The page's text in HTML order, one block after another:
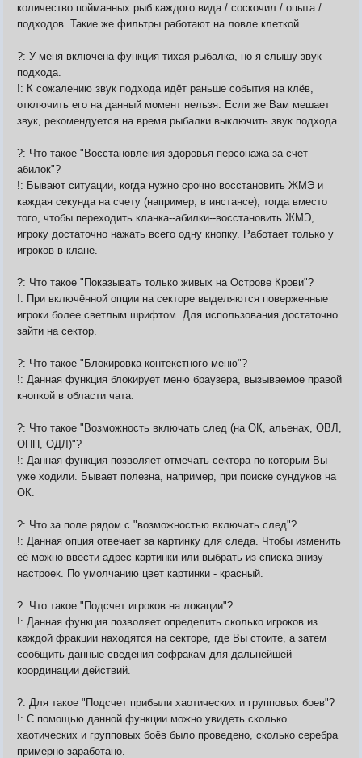
количество пойманных рыб каждого вида / соскочил / опыта /
подходов. Такие же фильтры работают на ловле клеткой.
?: У меня включена функция тихая рыбалка, но я слышу звук
подхода.
!: К сожалению звук подхода идёт раньше события на клёв,
отключить его на данный момент нельзя. Если же Вам мешает
звук, рекомендуется на время рыбалки выключить звук подхода.
?: Что такое "Восстановления здоровья персонажа за счет
абилок"?
!: Бывают ситуации, когда нужно срочно восстановить ЖМЭ и
каждая секунда на счету (например, в инстансе), тогда вместо
того, чтобы переходить кланка--абилки--восстановить ЖМЭ,
игроку достаточно нажать всего одну кнопку. Работает только у
игроков в клане.
?: Что такое "Показывать только живых на Острове Крови"?
!: При включённой опции на секторе выделяются поверженные
игроки более светлым шрифтом. Для использования достаточно
зайти на сектор.
?: Что такое "Блокировка контекстного меню"?
!: Данная функция блокирует меню браузера, вызываемое правой
кнопкой в области чата.
?: Что такое "Возможность включать след (на ОК, альенах, ОВЛ,
ОПП, ОДЛ)"?
!: Данная функция позволяет отмечать сектора по которым Вы
уже ходили. Бывает полезна, например, при поиске сундуков на
ОК.
?: Что за поле рядом с "возможностью включать след"?
!: Данная опция отвечает за картинку для следа. Чтобы изменить
её можно ввести адрес картинки или выбрать из списка внизу
настроек. По умолчанию цвет картинки - красный.
?: Что такое "Подсчет игроков на локации"?
!: Данная функция позволяет определить сколько игроков из
каждой фракции находятся на секторе, где Вы стоите, а затем
сообщить данные сведения софракам для дальнейшей
координации действий.
?: Для такое "Подсчет прибыли хаотических и групповых боев"?
!: С помощью данной функции можно увидеть сколько
хаотических и групповых боёв было проведено, сколько серебра
примерно заработано.